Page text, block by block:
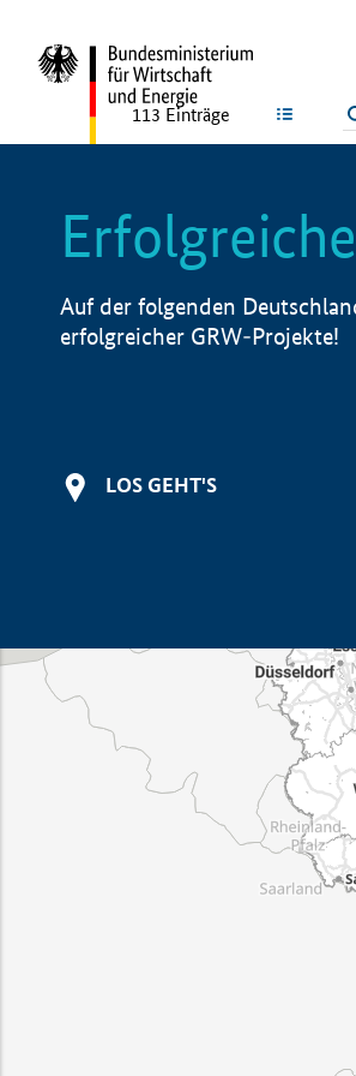
113 Einträge
Auf der folgenden
erfolgreicher GRW-Projekte!
LOS GEHT'S